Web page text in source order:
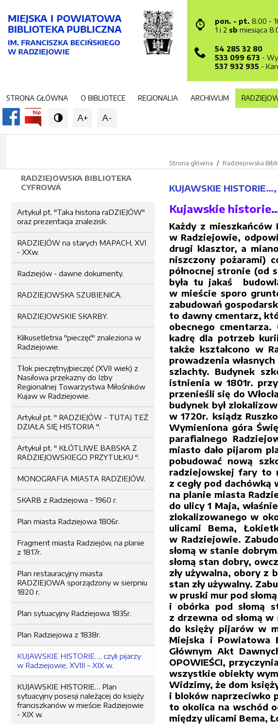
pon. - pt. 8:00 -
1 i 2 sb miesiąca
54 285 32 80
533 099 673 -
537 932 935 -
STRONA GŁÓWNA O BIBLIOTECE REGIONALIA ARCHIWUM
 A+ A-
RADZIEJOWSKA BIBLIOTEKA
CYFROWA
Artykuł pt. "Taka historia raDZIEJÓW"
oraz prezentacja znalezisk.
RADZIEJÓW na starych MAPACH, XVI
- XXw.
Radziejów - dawne dokumenty.
RADZIEJOWSKA SZUBIENICA.
RADZIEJOWSKIE SKARBY.
Kilkusetletnia "pieczęć" znaleziona w
Radziejowie.
Tłok pieczętny/pieczęć (XVII wiek) z
Nasiłowa przekazny do Izby
Regionalnej Towarzystwa Miłośników
Kujaw w Radziejowie.
Artykuł pt. " RADZIEJÓW - TUTAJ TEŻ
DZIAŁA SIĘ HISTORIA ".
Artykuł pt. " KŁÓTLIWE BABSKA Z
RADZIEJOWSKIEGO PRZYTUŁKU ".
MONOGRAFIA MIASTA RADZIEJÓW.
SKARB z Radziejowa - 1960 r.
Plan miasta Radziejowa 1806r.
Fragment miasta Radziejów, na planie
z 1817r.
Plan restauracyjny miasta
RADZIEJOWA sporządzony w sierpniu
1820 r.
Plan sytuacyjny Radziejowa 1835r.
Plan Radziejowa z 1838r.
KUJAWSKIE HISTORIE…, czyli pijarzy
w Radziejowie, XVIII – XIX w.
KUJAWSKIE HISTORIE… Plan
sytuacyjny posesji należącej do księży
franciszkanów w mieście Radziejowie
- XIX w.
Strona główna Radziejowska
KUJAWSKIE
Kujawskie
Każdy z
w Radziejowie,
drugi klasztor, a
niszczony pożarami)
północnej stronie (od
była tu jakaś
w mieście sporo
zabudowań
to dawny cmentarz,
obecnego
kadrę dla potrzeb
także kształcono w
prowadzenia
szlachty. Budynek
istnienia w 1801r.
przenieśli się do
budynek był
w 1720r. ksiądz
Wymieniona góra
parafialnego
miasto dało pijarom
pobudować nową
radziejowskej fary to
z cegły pod
na planie miasta
do ulicy 1 Maja,
zlokalizowanego w
ulicami Bema,
w Radziejowie.
słomą w stanie
słomą stan dobry,
zły używalna, obory z
stan zły używalny.
w pruski mur pod
i obórka pod słomą
z drzewna od słomą
do księży pijarów w
Miejska i Powiatowa
Głównym Akt
OPOWIEŚCI,
wszystkie obiekty
Widzimy, że dom
i bloków naprzeciwko
to okolica na wschód
między ulicami Bema,